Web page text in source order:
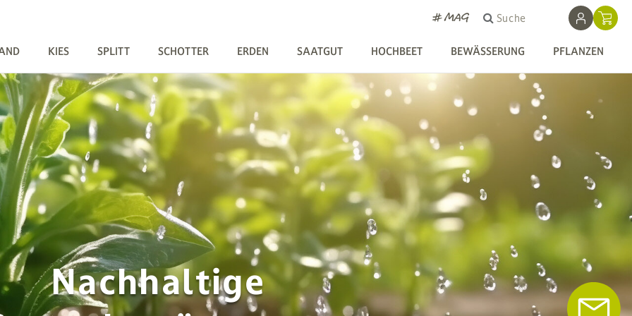
# MAG Suche
KIES SPLITT SCHOTTER ERDEN SAATGUT HOCHBEET BEWÄSSERUNG PFLANZEN
Nachhaltige